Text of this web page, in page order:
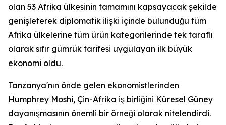
olan 53 Afrika ülkesinin tamamını kapsayacak şekilde
genişleterek diplomatik ilişki içinde bulunduğu tüm
Afrika ülkelerine tüm ürün kategorilerinde tek taraflı
olarak sıfır gümrük tarifesi uygulayan ilk büyük
ekonomi oldu.
Tanzanya'nın önde gelen ekonomistlerinden
Humphrey Moshi, Çin-Afrika iş birliğini Küresel Güney
dayanışmasının önemli bir örneği olarak nitelendirdi.